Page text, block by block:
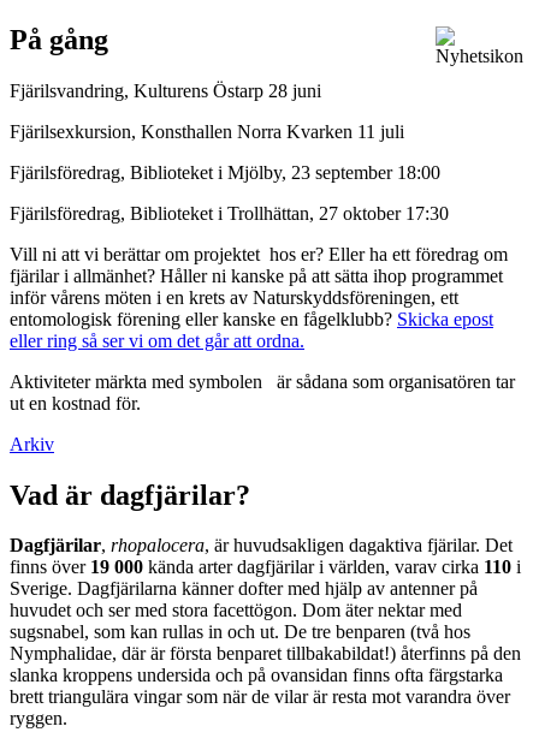
På gång
Fjärilsvandring, Kulturens Östarp 28 juni
Fjärilsexkursion, Konsthallen Norra Kvarken 11 juli
Fjärilsföredrag, Biblioteket i Mjölby, 23 september 18:00
Fjärilsföredrag, Biblioteket i Trollhättan, 27 oktober 17:30
Vill ni att vi berättar om projektet hos er? Eller ha ett föredrag om
fjärilar i allmänhet? Håller ni kanske på att sätta ihop programmet
inför vårens möten i en krets av Naturskyddsföreningen, ett
entomologisk förening eller kanske en fågelklubb? Skicka epost
eller ring så ser vi om det går att ordna.
Aktiviteter märkta med symbolen
är sådana som organisatören tar
ut en kostnad för.
Arkiv
Vad är dagfjärilar?
Dagfjärilar, rhopalocera, är huvudsakligen dagaktiva fjärilar. Det
finns över 19 000 kända arter dagfjärilar i världen, varav cirka 110 i
Sverige. Dagfjärilarna känner dofter med hjälp av antenner på
huvudet och ser med stora facettögon. Dom äter nektar med
sugsnabel, som kan rullas in och ut. De tre benparen (två hos
Nymphalidae, där är första benparet tillbakabildat!) återfinns på den
slanka kroppens undersida och på ovansidan finns ofta färgstarka
brett triangulära vingar som när de vilar är resta mot varandra över
ryggen.